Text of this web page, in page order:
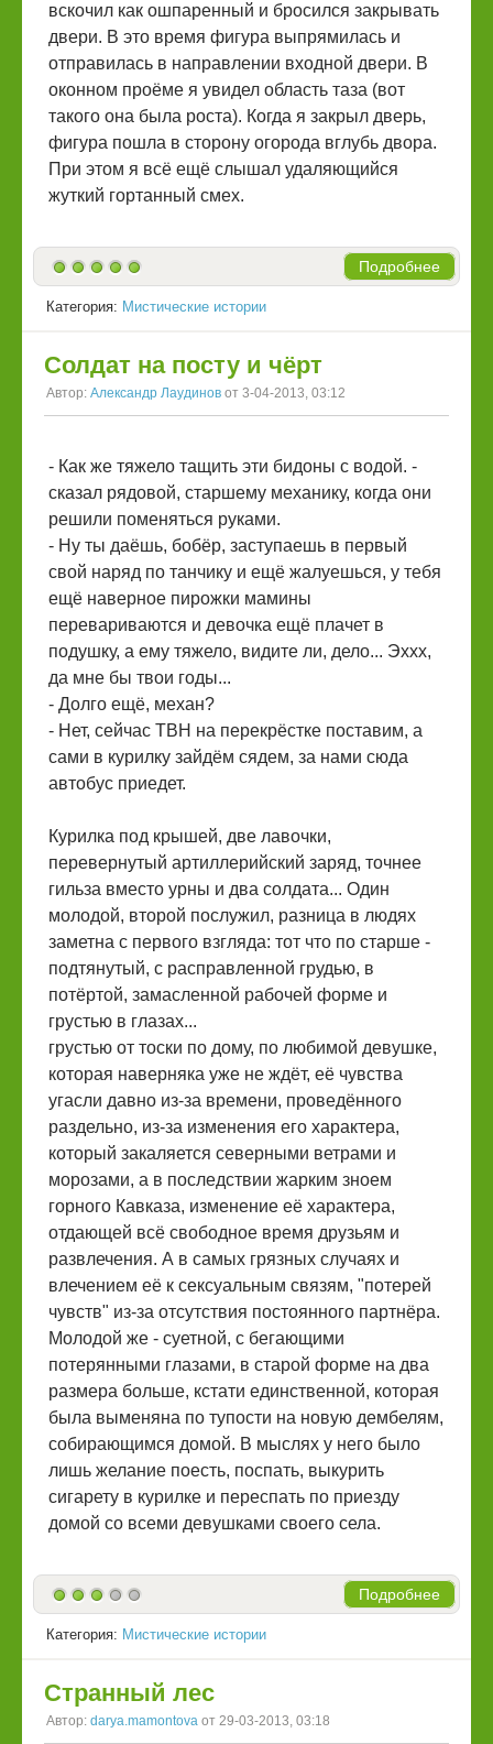
вскочил как ошпаренный и бросился закрывать
двери. В это время фигура выпрямилась и
отправилась в направлении входной двери. В
оконном проёме я увидел область таза (вот
такого она была роста). Когда я закрыл дверь,
фигура пошла в сторону огорода вглубь двора.
При этом я всё ещё слышал удаляющийся
жуткий гортанный смех.
Подробнее
Категория: Мистические истории
Солдат на посту и чёрт
Автор: Александр Лаудинов от 3-04-2013, 03:12
- Как же тяжело тащить эти бидоны с водой. -
сказал рядовой, старшему механику, когда они
решили поменяться руками.
- Ну ты даёшь, бобёр, заступаешь в первый
свой наряд по танчику и ещё жалуешься, у тебя
ещё наверное пирожки мамины
перевариваются и девочка ещё плачет в
подушку, а ему тяжело, видите ли, дело... Эххх,
да мне бы твои годы...
- Долго ещё, механ?
- Нет, сейчас ТВН на перекрёстке поставим, а
сами в курилку зайдём сядем, за нами сюда
автобус приедет.
Курилка под крышей, две лавочки,
перевернутый артиллерийский заряд, точнее
гильза вместо урны и два солдата... Один
молодой, второй послужил, разница в людях
заметна с первого взгляда: тот что по старше -
подтянутый, с расправленной грудью, в
потёртой, замасленной рабочей форме и
грустью в глазах...
грустью от тоски по дому, по любимой девушке,
которая наверняка уже не ждёт, её чувства
угасли давно из-за времени, проведённого
раздельно, из-за изменения его характера,
который закаляется северными ветрами и
морозами, а в последствии жарким зноем
горного Кавказа, изменение её характера,
отдающей всё свободное время друзьям и
развлечения. А в самых грязных случаях и
влечением её к сексуальным связям, "потерей
чувств" из-за отсутствия постоянного партнёра.
Молодой же - суетной, с бегающими
потерянными глазами, в старой форме на два
размера больше, кстати единственной, которая
была выменяна по тупости на новую дембелям,
собирающимся домой. В мыслях у него было
лишь желание поесть, поспать, выкурить
сигарету в курилке и переспать по приезду
домой со всеми девушками своего села.
Подробнее
Категория: Мистические истории
Странный лес
Автор: darya.mamontova от 29-03-2013, 03:18